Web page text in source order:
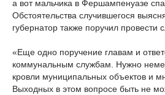
а вот мальчика в Фершампенуазе
Обстоятельства случившегося
губернатор также поручил провести
«Еще одно поручение главам и
коммунальным службам. Нужно
кровли муниципальных объектов и
Выходных в этом вопросе быть не